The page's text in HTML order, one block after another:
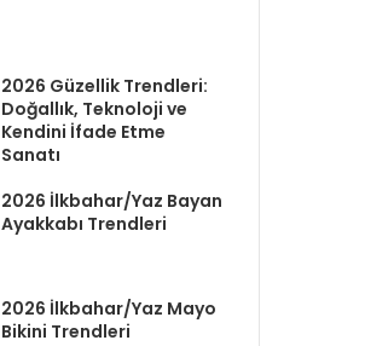
2026 Güzellik Trendleri:
Doğallık, Teknoloji ve
Kendini İfade Etme
Sanatı
2026 İlkbahar/Yaz Bayan
Ayakkabı Trendleri
2026 İlkbahar/Yaz Mayo
Bikini Trendleri